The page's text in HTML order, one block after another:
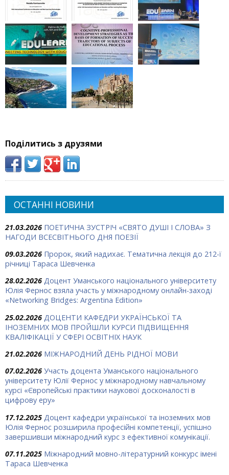
Поділитись з друзями
ОСТАННІ НОВИНИ
21.03.2026 ПОЕТИЧНА ЗУСТРІЧ «СВЯТО ДУШІ І СЛОВА» З
НАГОДИ ВСЕСВІТНЬОГО ДНЯ ПОЕЗІЇ
09.03.2026 Пророк, який надихає. Тематична лекція до 212-ї
річниці Тараса Шевченка
28.02.2026 Доцент Уманського національного університету
Юлія Фернос взяла участь у міжнародному онлайн-заході
«Networking Bridges: Argentina Edition»
25.02.2026 ДОЦЕНТИ КАФЕДРИ УКРАЇНСЬКОЇ ТА
ІНОЗЕМНИХ МОВ ПРОЙШЛИ КУРСИ ПІДВИЩЕННЯ
КВАЛІФІКАЦІЇ У СФЕРІ ОСВІТНІХ НАУК
21.02.2026 МІЖНАРОДНИЙ ДЕНЬ РІДНОЇ МОВИ
07.02.2026 Участь доцента Уманського національного
університету Юлії Фернос у міжнародному навчальному
курсі «Європейські практики наукової досконалості в
цифрову еру»
17.12.2025 Доцент кафедри української та іноземних мов
Юлія Фернос розширила професійні компетенції, успішно
завершивши міжнародний курс з ефективної комунікації.
07.11.2025 Міжнародний мовно-літературний конкурс імені
Тараса Шевченка